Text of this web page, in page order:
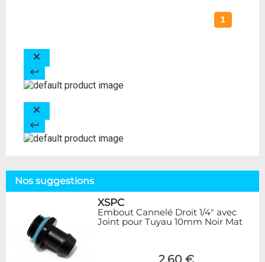
1
Nos suggestions
XSPC
Embout Cannelé Droit 1/4" avec
Joint pour Tuyau 10mm Noir Mat